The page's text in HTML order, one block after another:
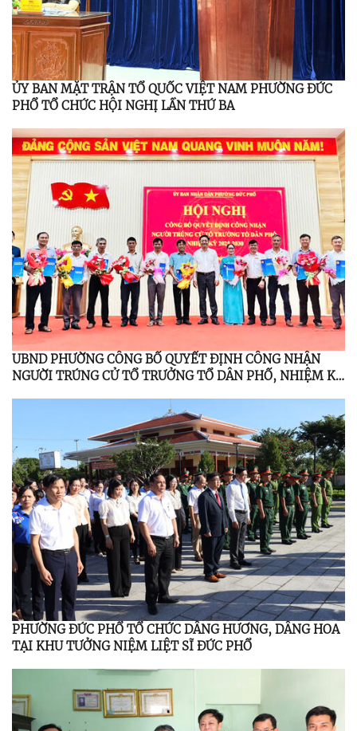
ỦY BAN MẶT TRẬN TỔ QUỐC VIỆT NAM PHƯỜNG ĐỨC
PHỔ TỔ CHỨC HỘI NGHỊ LẦN THỨ BA
UBND PHƯỜNG CÔNG BỐ QUYẾT ĐỊNH CÔNG NHẬN
NGƯỜI TRÚNG CỬ TỔ TRƯỞNG TỔ DÂN PHỐ, NHIỆM KỲ
PHƯỜNG ĐỨC PHỔ TỔ CHỨC DÂNG HƯƠNG, DÂNG HOA
TẠI KHU TƯỞNG NIỆM LIỆT SĨ ĐỨC PHỔ